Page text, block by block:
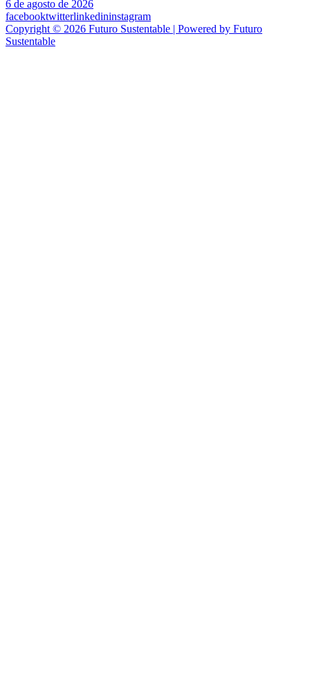
6 de agosto de 2026
facebooktwitterlinkedininstagram
Copyright © 2026 Futuro Sustentable | Powered by Futuro
Sustentable